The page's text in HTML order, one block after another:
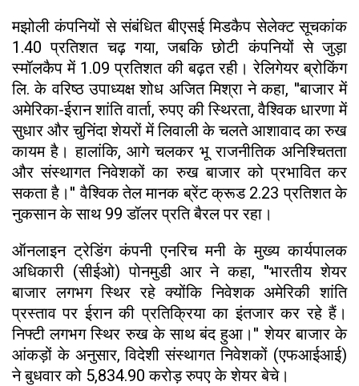
मझोली कंपनियों से संबंधित बीएसई मिडकैप सेलेक्ट सूचकांक
1.40 प्रतिशत चढ़ गया, जबकि छोटी कंपनियों से जुड़ा
स्मॉलकैप में 1.09 प्रतिशत की बढ़त रही। रेलिगेयर ब्रोकिंग
लि. के वरिष्ठ उपाध्यक्ष शोध अजित मिश्रा ने कहा, ''बाजार में
अमेरिका-ईरान शांति वार्ता, रुपए की स्थिरता, वैश्विक धारणा में
सुधार और चुनिंदा शेयरों में लिवाली के चलते आशावाद का रुख
कायम है। हालांकि, आगे चलकर भू राजनीतिक अनिश्चितता
और संस्थागत निवेशकों का रुख बाजार को प्रभावित कर
सकता है।'' वैश्विक तेल मानक ब्रेंट क्रूड 2.23 प्रतिशत के
नुकसान के साथ 99 डॉलर प्रति बैरल पर रहा।
ऑनलाइन ट्रेडिंग कंपनी एनरिच मनी के मुख्य कार्यपालक
अधिकारी (सीईओ) पोनमुडी आर ने कहा, ''भारतीय शेयर
बाजार लगभग स्थिर रहे क्योंकि निवेशक अमेरिकी शांति
प्रस्ताव पर ईरान की प्रतिक्रिया का इंतजार कर रहे हैं।
निफ्टी लगभग स्थिर रुख के साथ बंद हुआ।'' शेयर बाजार के
आंकड़ों के अनुसार, विदेशी संस्थागत निवेशकों (एफआईआई)
ने बुधवार को 5,834.90 करोड़ रुपए के शेयर बेचे।